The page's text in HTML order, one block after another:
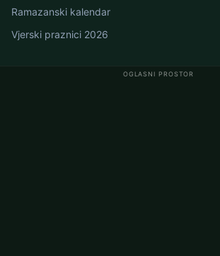
OGLASNI PROSTOR
Ramazanski kalendar
Vjerski praznici 2026
Namaz vremena u Njemačkoj